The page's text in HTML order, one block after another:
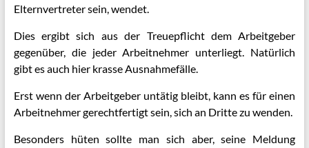
Elternvertreter sein, wendet.
Dies ergibt sich aus der Treuepflicht dem Arbeitgeber
gegenüber, die jeder Arbeitnehmer unterliegt. Natürlich
gibt es auch hier krasse Ausnahmefälle.
Erst wenn der Arbeitgeber untätig bleibt, kann es für einen
Arbeitnehmer gerechtfertigt sein, sich an Dritte zu wenden.
Besonders hüten sollte man sich aber, seine Meldung